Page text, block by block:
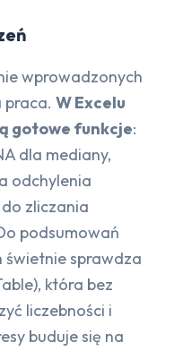
wprowadzonych
praca. W Excelu
gotowe funkcje:
dla mediany,
odchylenia
zliczania
podsumowań
świetnie sprawdza
która bez
liczebności i
buduje się na